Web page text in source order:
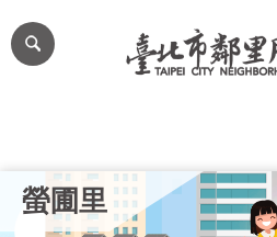
跳到主要內容區塊
網
站
螢圃里